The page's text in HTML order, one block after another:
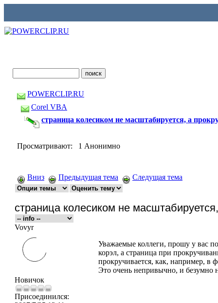
POWERCLIP.RU
Corel VBA
страница колесиком не масштабируется, а
Просматривают: 1 Анонимно
Вниз Предыдущая тема Следущая тема
страница колесиком не
Vovyr
Новичок
Присоединился:
Уважаемые коллеги, прошу у вас
корэл, а страница при
прокручивается, как, например, в
Это очень непривычно, и безумно